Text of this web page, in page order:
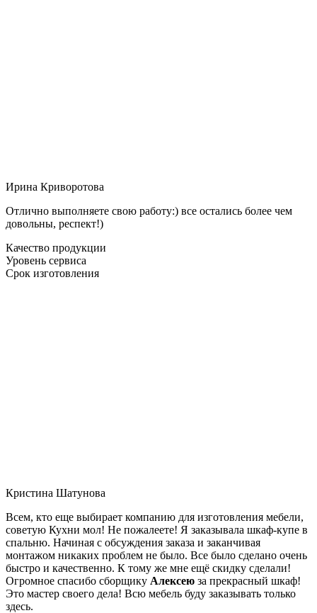
Ирина Криворотова
Отлично выполняете свою работу:) все остались более чем
довольны, респект!)
Качество продукции
Уровень сервиса
Срок изготовления
Кристина Шатунова
Всем, кто еще выбирает компанию для изготовления мебели,
советую Кухни мол! Не пожалеете! Я заказывала шкаф-купе в
спальню. Начиная с обсуждения заказа и заканчивая
монтажом никаких проблем не было. Все было сделано очень
быстро и качественно. К тому же мне ещё скидку сделали!
Огромное спасибо сборщику Алексею за прекрасный шкаф!
Это мастер своего дела! Всю мебель буду заказывать только
здесь.